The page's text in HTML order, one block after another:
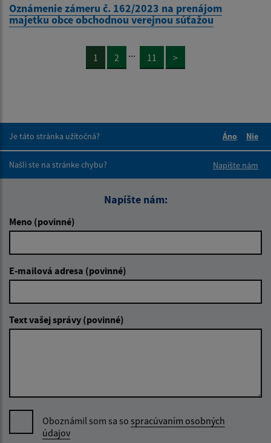
Oznámenie zámeru č. 162/2023 na prenájom
majetku obce obchodnou verejnou súťažou
1 2 ... 11 >
Je táto stránka užitočná?
Áno
Nie
Našli ste na stránke chybu?
Napíšte nám
Napíšte nám:
Meno (povinné)
E-mailová adresa (povinné)
Text vašej správy (povinné)
Oboznámil som sa so spracúvaním osobných
údajov